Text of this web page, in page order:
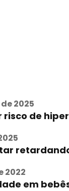
2025
de
2022
em